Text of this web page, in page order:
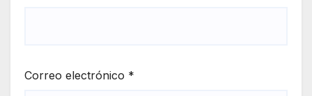
Correo electrónico *